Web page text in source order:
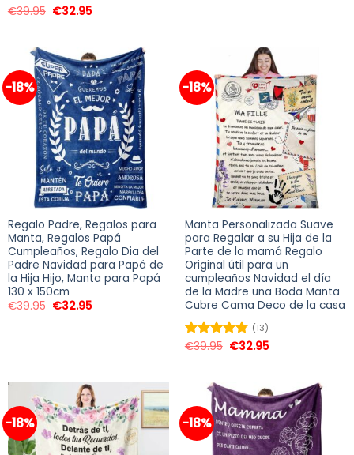
Valorado
€39.95 €32.95
-18%
Regalo Padre, Regalos para
Manta, Regalos Papá
Cumpleaños, Regalo Dia del
Padre Navidad para Papá de
la Hija Hijo, Manta para Papá
130 x 150cm
€39.95 €32.95
-18%
Manta Personalizada Suave
para Regalar a su Hija de la
Parte de la mamá Regalo
Original útil para un
cumpleaños Navidad el día
de la Madre una Boda Manta
Cubre Cama Deco de la casa
Valorado
(13)
€39.95 €32.95
-18% -18%